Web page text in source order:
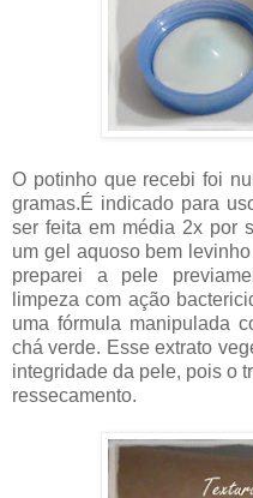
O potinho que recebi foi
gramas.É indicado para
ser feita em média 2x por
um gel aquoso bem
preparei a pele
limpeza com ação
uma fórmula manipulada
chá verde. Esse extrato
integridade da pele, pois o
ressecamento.